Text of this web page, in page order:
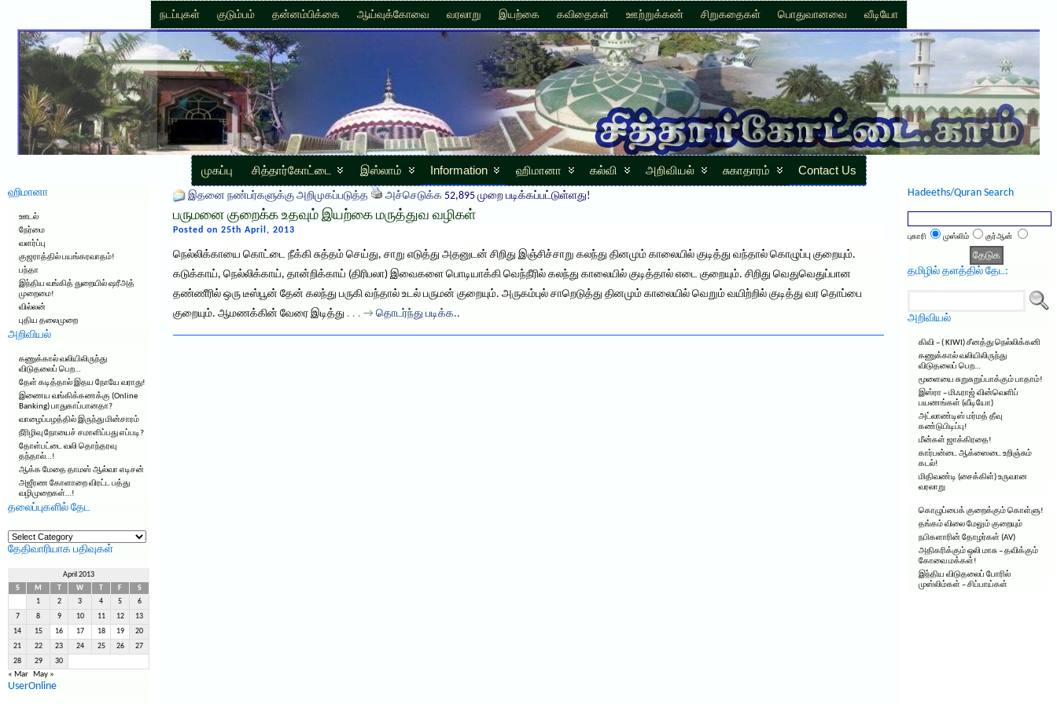
நடப்புகள் குடும்பம் தன்னம்பிக்கை ஆய்வுக்கோவை வரலாறு இயற்கை கவிதைகள் ஊற்றுக்கண் சிறுகதைகள் பொதுவானவை வீடியோ
முகப்பு சித்தார்கோட்டை இஸ்லாம் Information ஹிமானா கல்வி அறிவியல் சுகாதாரம் Contact Us
ஹிமானா
ஊடல்
நேர்மை
வளர்ப்பு
குஜராத்தில் பயங்கரவாதம்!
பந்தா
இந்திய வங்கித் துறையில் ஷரீஅத்
முறைமை!
வில்லன்
புதிய தலைமுறை
அறிவியல்
கணுக்கால் வலியிலிருந்து
விடுதலைப் பெற…
தேள் கடித்தால் இதய நோயே வராது!
இணைய வங்கிக்கணக்கு (Online
Banking) பாதுகாப்பானதா?
வாழைப்பழத்தில் இருந்து மின்சாரம்
நீரிழிவு நோயைச் சமாளிப்பது எப்படி?
தோள்பட்டை வலி தொந்தரவு
தந்தால்…!
ஆக்க மேதை தாமஸ் ஆல்வா எடிசன்
அஜீரண கோளாறை விரட்ட பத்து
வழிமுறைகள்…!
தலைப்புகளில் தேட
தலைப்புகளில்
தேட
தேதிவாரியாக பதிவுகள்
April 2013
S
M W F
S
1
2 3 4 5 6
7 8 9 10 11 12 13
14 15 16 17 18 19 20
21 22 23 24 25 26 27
28 29 30
« Mar May »
UserOnline
இதனை நண்பர்களுக்கு அறிமுகப்படுத்த அச்செடுக்க 52,895 முறை படிக்கப்பட்டுள்ளது!
பருமனை குறைக்க உதவும் இயற்கை மருத்துவ வழிகள்
Posted on 25th April, 2013
நெல்லிக்காயை கொட்டை நீக்கி சுத்தம் செய்து, சாறு எடுத்து அதனுடன் சிறிது இஞ்சிச்சாறு கலந்து தினமும் காலையில் குடித்து வந்தால் கொழுப்பு குறையும்.
கடுக்காய், நெல்லிக்காய், தான்றிக்காய் (திரிபலா) இவைகளை பொடியாக்கி வெந்நீரில் கலந்து காலையில் குடித்தால் எடை குறையும். சிறிது வெதுவெதுப்பான
தண்ணீரில் ஒரு டீஸ்பூன் தேன் கலந்து பருகி வந்தால் உடல் பருமன் குறையும். அருகம்புல் சாறெடுத்து தினமும் காலையில் வெறும் வயிற்றில் குடித்து வர தொப்பை
குறையும். ஆமணக்கின் வேரை இடித்து . . . → தொடர்ந்து படிக்க..
Hadeeths/Quran Search
புகாரி முஸ்லிம் குர்ஆன்
தமிழில் தளத்தில் தேட:
அறிவியல்
கிவி – ( KIWI) சீனத்து நெல்லிக்கனி
கணுக்கால் வலியிலிருந்து
விடுதலைப் பெற…
மூளையை சுறுசுறுப்பாக்கும் பாதாம்!
இஸ்ரா – மிஃராஜ் வின்வெளிப்
பயணங்கள் (வீடியோ)
அட்லாண்டிஸ் மர்மத் தீவு
கண்டுபிடிப்பு!
மீன்கள் ஜாக்கிரதை!
கார்பன்டை ஆக்ஸைடை உறிஞ்சும்
கடல்!
மிதிவண்டி (சைக்கிள்) உருவான
வரலாறு
கொழுப்பைக் குறைக்கும் கொள்ளு!
தங்கம் விலை மேலும் குறையும்
நபிகளாரின் தோழர்கள் (AV)
அதிகரிக்கும் ஒலி மாசு – தவிக்கும்
கோவை மக்கள்!
இந்திய விடுதலைப் போரில்
முஸ்லிம்கள் – சிப்பாய்கள்